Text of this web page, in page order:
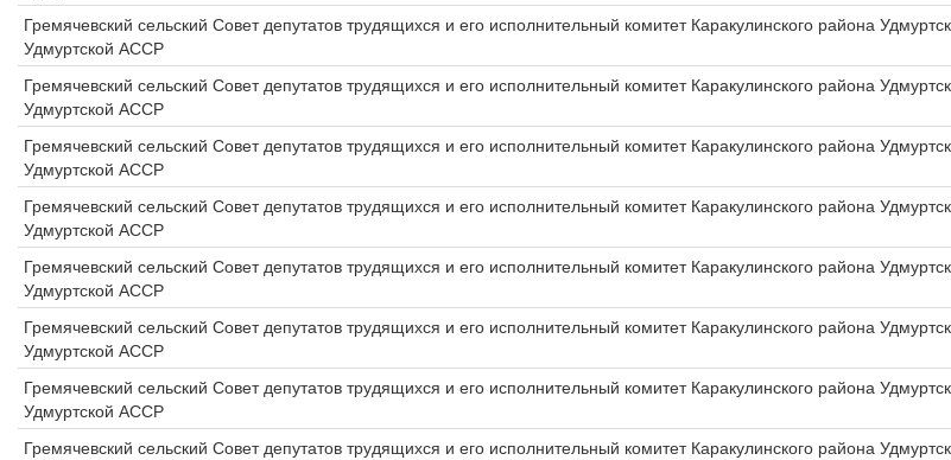
Гремячевский сельский Совет депутатов трудящихся и его исполнительный комитет Каракулинского района
Удмуртской АССР
Гремячевский сельский Совет депутатов трудящихся и его исполнительный комитет Каракулинского района
Удмуртской АССР
Гремячевский сельский Совет депутатов трудящихся и его исполнительный комитет Каракулинского района
Удмуртской АССР
Гремячевский сельский Совет депутатов трудящихся и его исполнительный комитет Каракулинского района
Удмуртской АССР
Гремячевский сельский Совет депутатов трудящихся и его исполнительный комитет Каракулинского района
Удмуртской АССР
Гремячевский сельский Совет депутатов трудящихся и его исполнительный комитет Каракулинского района
Удмуртской АССР
Гремячевский сельский Совет депутатов трудящихся и его исполнительный комитет Каракулинского района
Удмуртской АССР
Гремячевский сельский Совет депутатов трудящихся и его исполнительный комитет Каракулинского района